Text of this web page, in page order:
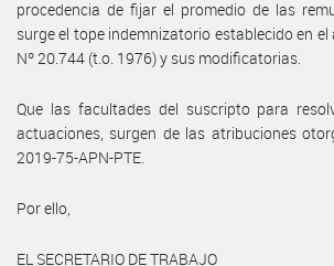
procedencia de fijar el promedio de las
surge el tope indemnizatorio establecido en
Nº 20.744 (t.o. 1976) y sus modificatorias.
Que las facultades del suscripto para
actuaciones, surgen de las atribuciones
2019-75-APN-PTE.
Por ello,
EL SECRETARIO DE TRABAJO